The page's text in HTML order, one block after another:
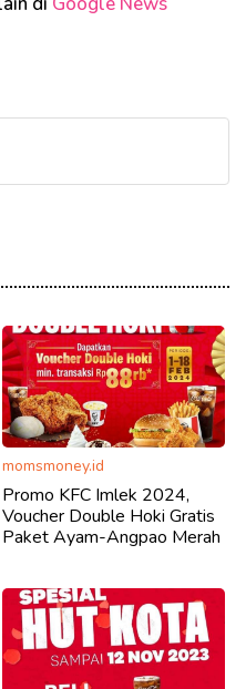
momsmoney.id
Promo KFC Imlek 2024,
Voucher Double Hoki Gratis
Paket Ayam-Angpao Merah